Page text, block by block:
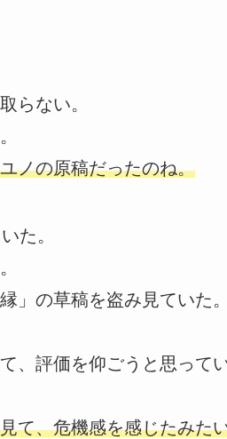
らない。
ノの原稿だったのね。
た。
」の草稿を盗み見ていた。
、評価を仰ごうと思って
て、危機感を感じたみた